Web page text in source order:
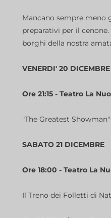
Mancano sempre meno
preparativi per il
borghi della nostra
VENERDI' 20 DICEMBRE
Ore 21:15 - Teatro La
"The Greatest
SABATO 21 DICEMBRE
Ore 18:00 - Teatro La
Il Treno dei Folletti di